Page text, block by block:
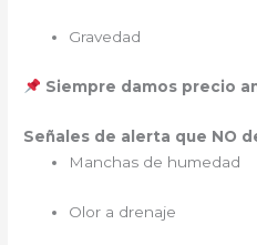
Gravedad
Siempre damos precio
Señales de alerta que NO
Manchas de humedad
Olor a drenaje